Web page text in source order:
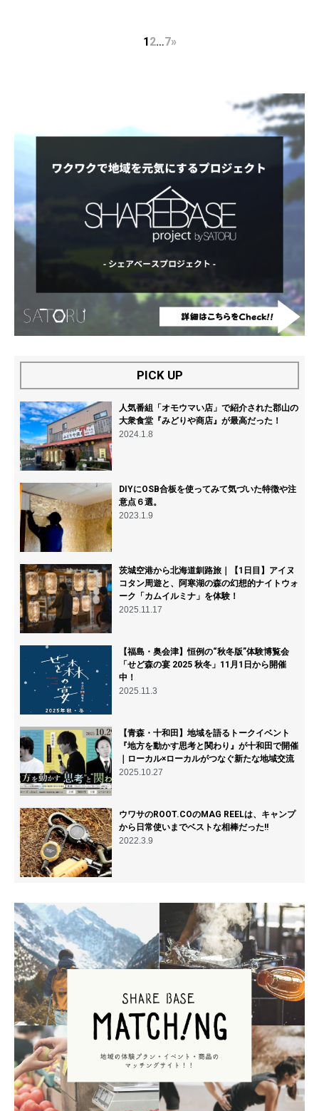
12…7»
PICK UP
人気番組「オモウマい店」で紹介された郡山の
大衆食堂『みどりや商店』が最高だった！
2024.1.8
DIYにOSB合板を使ってみて気づいた特徴や注
意点６選。
2023.1.9
茨城空港から北海道釧路旅｜【1日目】アイヌ
コタン周遊と、阿寒湖の森の幻想的ナイトウォ
ーク「カムイルミナ」を体験！
2025.11.17
【福島・奥会津】恒例の“秋冬版”体験博覧会
「せど森の宴 2025 秋冬」11月1日から開催
中！
2025.11.3
【青森・十和田】地域を語るトークイベント
『地方を動かす思考と関わり』が十和田で開催
｜ローカル×ローカルがつなぐ新たな地域交流
2025.10.27
ウワサのROOT.COのMAG REELは、キャンプ
から日常使いまでベストな相棒だった!!
2022.3.9